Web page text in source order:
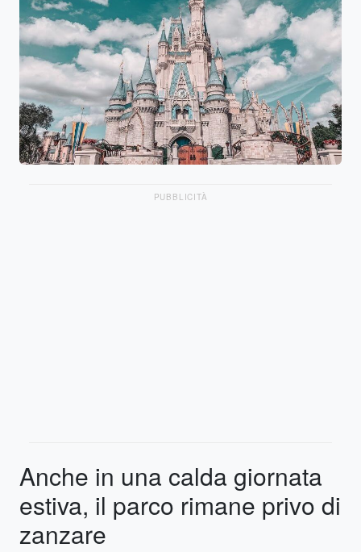
PUBBLICITÀ
Anche in una calda giornata
estiva, il parco rimane privo di
zanzare